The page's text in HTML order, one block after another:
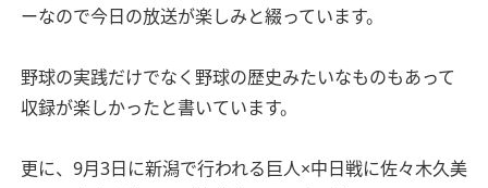
ーなので今日の放送が楽しみと綴っています。
野球の実践だけでなく野球の歴史みたいなものもあって
収録が楽しかったと書いています。
更に、9月3日に新潟で行われる巨人×中日戦に佐々木久美